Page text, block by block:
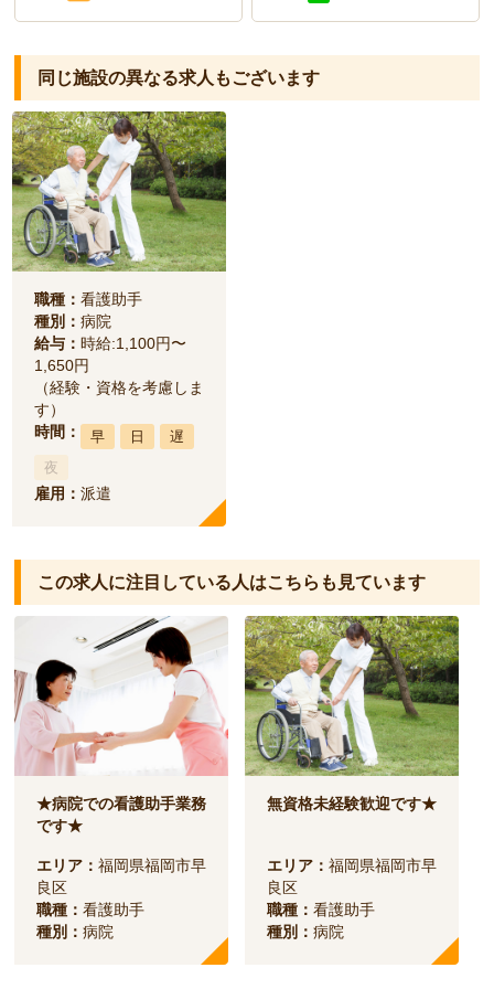
同じ施設の異なる求人もございます
職種： 看護助手
種別： 病院
給与： 時給:1,100円〜
1,650円
（経験・資格を考慮しま
す）
時間：
早 日
遅
夜
雇用： 派遣
この求人に注目している人はこちらも見ています
★病院での看護助手業務
です★
エリア：福岡県福岡市早
良区
職種：看護助手
種別：病院
無資格未経験歓迎です★
エリア：福岡県福岡市早
良区
職種：看護助手
種別：病院